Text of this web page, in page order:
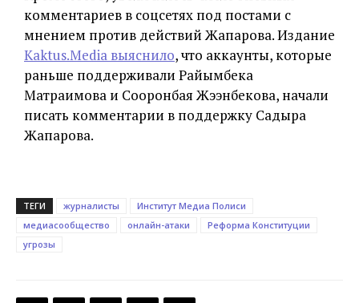
комментариев в соцсетях под постами с
мнением против действий Жапарова. Издание
Kaktus.Media выяснило, что аккаунты, которые
раньше поддерживали Райымбека
Матраимова и Сооронбая Жээнбекова, начали
писать комментарии в поддержку Садыра
Жапарова.
ТЕГИ журналисты
Институт Медиа Полиси
медиасообщество
онлайн-атаки
Реформа Конституции
угрозы